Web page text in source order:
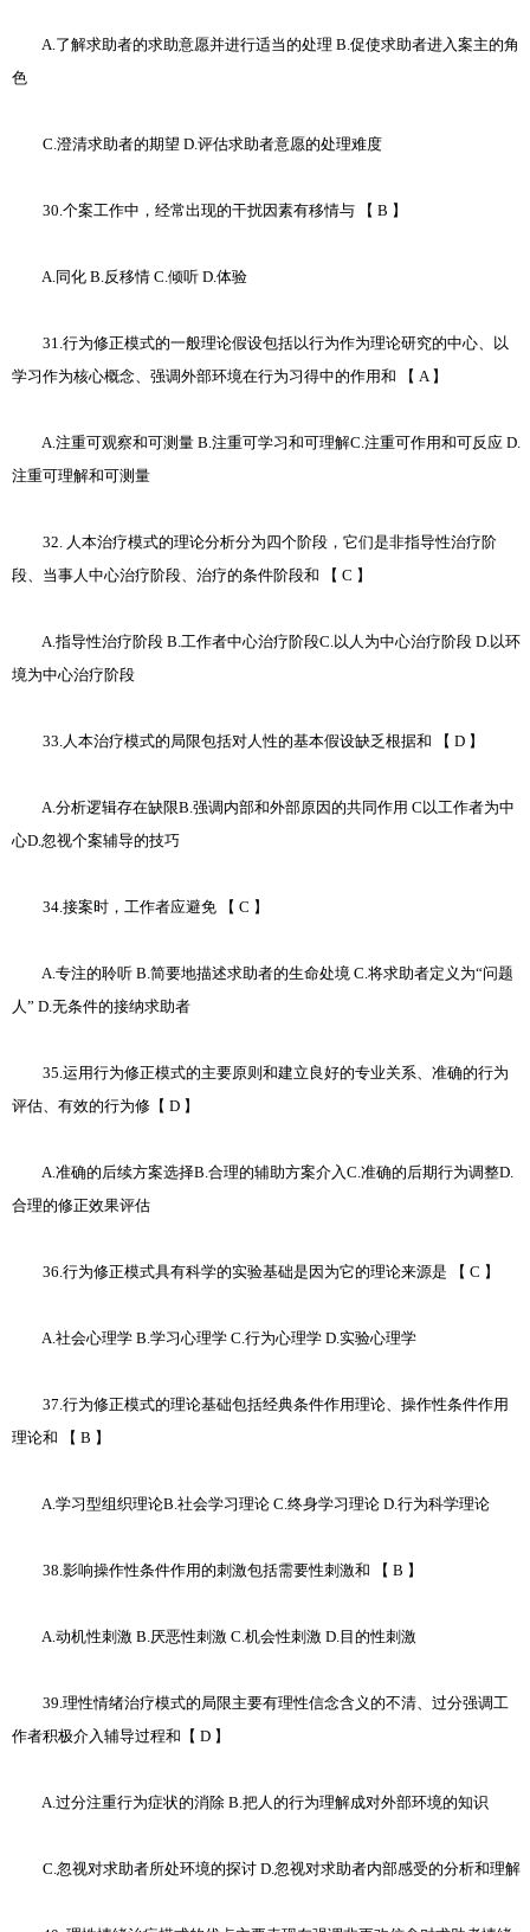
A.了解求助者的求助意愿并进行适当的处理 B.促使求助者进入案主的角
色
C.澄清求助者的期望 D.评估求助者意愿的处理难度
30.个案工作中，经常出现的干扰因素有移情与 【 B 】
A.同化 B.反移情 C.倾听 D.体验
31.行为修正模式的一般理论假设包括以行为作为理论研究的中心、以
学习作为核心概念、强调外部环境在行为习得中的作用和 【 A 】
A.注重可观察和可测量 B.注重可学习和可理解C.注重可作用和可反应 D.
注重可理解和可测量
32. 人本治疗模式的理论分析分为四个阶段，它们是非指导性治疗阶
段、当事人中心治疗阶段、治疗的条件阶段和 【 C 】
A.指导性治疗阶段 B.工作者中心治疗阶段C.以人为中心治疗阶段 D.以环
境为中心治疗阶段
33.人本治疗模式的局限包括对人性的基本假设缺乏根据和 【 D 】
A.分析逻辑存在缺限B.强调内部和外部原因的共同作用 C以工作者为中
心D.忽视个案辅导的技巧
34.接案时，工作者应避免 【 C 】
A.专注的聆听 B.简要地描述求助者的生命处境 C.将求助者定义为“问题
人” D.无条件的接纳求助者
35.运用行为修正模式的主要原则和建立良好的专业关系、准确的行为
评估、有效的行为修【 D 】
A.准确的后续方案选择B.合理的辅助方案介入C.准确的后期行为调整D.
合理的修正效果评估
36.行为修正模式具有科学的实验基础是因为它的理论来源是 【 C 】
A.社会心理学 B.学习心理学 C.行为心理学 D.实验心理学
37.行为修正模式的理论基础包括经典条件作用理论、操作性条件作用
理论和 【 B 】
A.学习型组织理论B.社会学习理论 C.终身学习理论 D.行为科学理论
38.影响操作性条件作用的刺激包括需要性刺激和 【 B 】
A.动机性刺激 B.厌恶性刺激 C.机会性刺激 D.目的性刺激
39.理性情绪治疗模式的局限主要有理性信念含义的不清、过分强调工
作者积极介入辅导过程和【 D 】
A.过分注重行为症状的消除 B.把人的行为理解成对外部环境的知识
C.忽视对求助者所处环境的探讨 D.忽视对求助者内部感受的分析和理解